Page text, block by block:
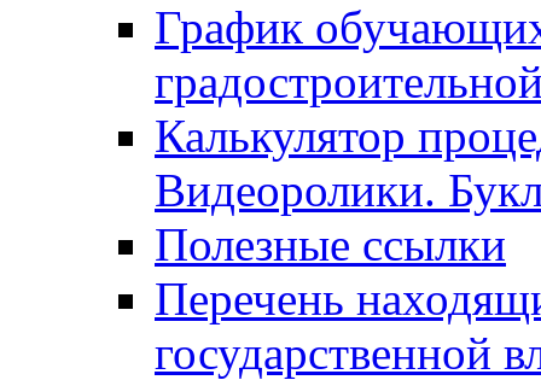
График
Калькулятор
Видеоролики.
Полезные ссылки
Перечень
государственной